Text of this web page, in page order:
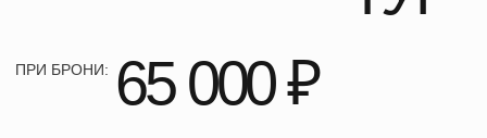
ПОДАРОЧНЫЕ